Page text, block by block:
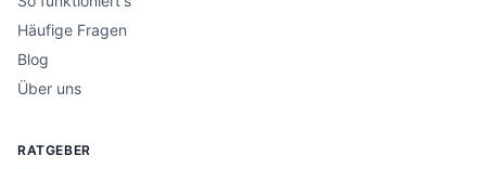
Häufige Fragen
Blog
Über uns
RATGEBER